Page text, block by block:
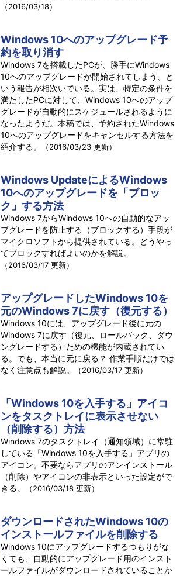
（2016/03/18）
Windows 10へのアップグレード予
約を取り消す
Windows 7を搭載したPCが、勝手にWindows
10へのアップグレードが開始されてしまう、と
いう報告が相次いでいる。実は、特定の条件を
満たしたPCに対して、Windows 10へのアップ
グレードが自動的にスケジュールされるように
なったようだ。本稿では、予約されたWindows
10へのアップグレードをキャンセルする方法を
紹介する。
（2016/03/23 更新）
Windows UpdateによるWindows
10へのアップグレードを「ブロッ
ク」する方法
Windows 7からWindows 10への自動的なアッ
プグレードを防止する（ブロックする）手段が
マイクロソフトから提供されている。どうやっ
てブロックすればよいのかを解説。
（2016/03/17 更新）
アップグレードしたWindows 10を
元のWindows 7に戻す（復元する）
Windows 10には、アップグレード後に元の
Windows 7に戻す（復元、ロールバック、ダウ
ングレードする）ための機能が内蔵されてい
る。でも、本当に元に戻る？ 作業手順だけでは
なく注意点も解説。
（2016/03/17 更新）
「Windows 10を入手する」アイコ
ンをタスクトレイに表示させない
（削除する）方法
Windows 7のタスクトレイ（通知領域）に常駐
している「Windows 10を入手する」アプリの
アイコン。不要ならアプリのアンインストール
（削除）やアイコンの非表示といった設定がで
きる。
（2016/03/18 更新）
ダウンロードされたWindows 10の
インストールファイルを削除する
Windows 10にアップグレードするつもりがな
くても、自動的にアップグレード用のインスト
ールファイルがダウンロードされていることが